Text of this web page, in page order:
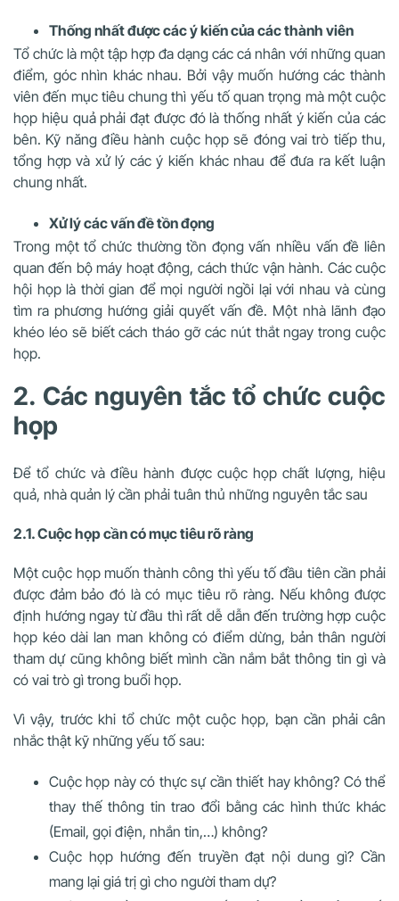
Thống nhất được các ý kiến của các thành viên
Tổ chức là một tập hợp đa dạng các cá nhân với những quan
điểm, góc nhìn khác nhau. Bởi vậy muốn hướng các thành
viên đến mục tiêu chung thì yếu tố quan trọng mà một cuộc
họp hiệu quả phải đạt được đó là thống nhất ý kiến của các
bên. Kỹ năng điều hành cuộc họp sẽ đóng vai trò tiếp thu,
tổng hợp và xử lý các ý kiến khác nhau để đưa ra kết luận
chung nhất.
Xử lý các vấn đề tồn đọng
Trong một tổ chức thường tồn đọng vấn nhiều vấn đề liên
quan đến bộ máy hoạt động, cách thức vận hành. Các cuộc
hội họp là thời gian để mọi người ngồi lại với nhau và cùng
tìm ra phương hướng giải quyết vấn đề. Một nhà lãnh đạo
khéo léo sẽ biết cách tháo gỡ các nút thắt ngay trong cuộc
họp.
2. Các nguyên tắc tổ chức cuộc
họp
Đểtổ chức và điều hành được cuộc họp chất lượng, hiệu
quả, nhà quản lý cần phải tuân thủ những nguyên tắc sau
2.1. Cuộc họp cần có mục tiêu rõ ràng
Một cuộc họp muốn thành công thì yếu tố đầu tiên cần phải
được đảm bảo đó là có mục tiêu rõ ràng. Nếu không được
định hướng ngay từ đầu thì rất dễ dẫn đến trường hợp cuộc
họp kéo dài lan man không có điểm dừng, bản thân người
tham dự cũng không biết mình cần nắm bắt thông tin gì và
có vai trò gì trong buổi họp.
Vì vậy, trước khi tổ chức một cuộc họp, bạn cần phải cân
nhắc thật kỹ những yếu tố sau:
Cuộc họp này có thực sự cần thiết hay không? Có thể
thay thế thông tin trao đổi bằng các hình thức khác
(Email, gọi điện, nhắn tin,…) không?
Cuộc họp hướng đến truyền đạt nội dung gì? Cần
mang lại giá trị gì cho người tham dự?